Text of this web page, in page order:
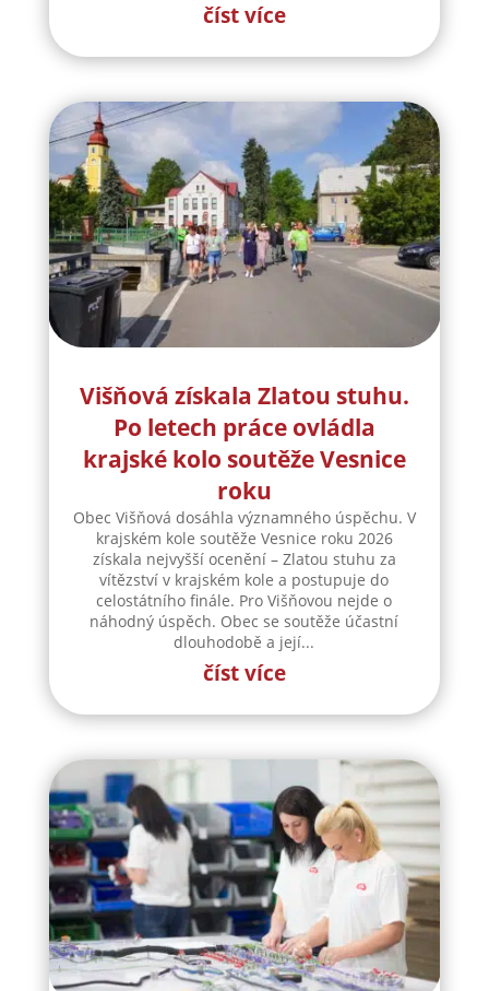
číst více
Višňová získala Zlatou stuhu.
Po letech práce ovládla
krajské kolo soutěže Vesnice
roku
Obec Višňová dosáhla významného úspěchu. V
krajském kole soutěže Vesnice roku 2026
získala nejvyšší ocenění – Zlatou stuhu za
vítězství v krajském kole a postupuje do
celostátního finále. Pro Višňovou nejde o
náhodný úspěch. Obec se soutěže účastní
dlouhodobě a její...
číst více